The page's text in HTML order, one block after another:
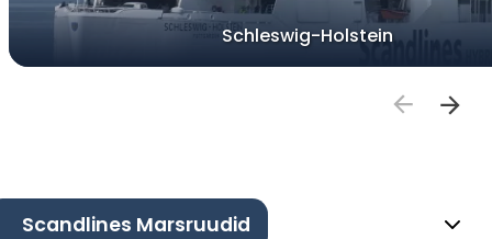
Schleswig-Holstein
Scandlines Marsruudid